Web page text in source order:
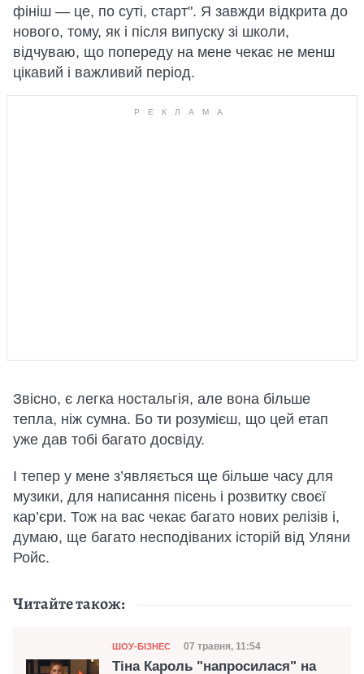
фініш — це, по суті, старт". Я завжди відкрита до
нового, тому, як і після випуску зі школи,
відчуваю, що попереду на мене чекає не менш
цікавий і важливий період.
Звісно, є легка ностальгія, але вона більше
тепла, ніж сумна. Бо ти розумієш, що цей етап
уже дав тобі багато досвіду.
І тепер у мене з’являється ще більше часу для
музики, для написання пісень і розвитку своєї
кар’єри. Тож на вас чекає багато нових релізів і,
думаю, ще багато несподіваних історій від Уляни
Ройс.
Читайте також:
Категорія
ШОУ-БІЗНЕС Дата публікації
07 травня, 11:54
Тіна Кароль "напросилася" на